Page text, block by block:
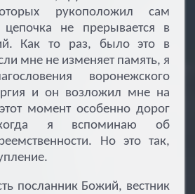
рукоположил сам
не прерывается в
Как то раз, было это в
мне не изменяет память, я
воронежского
и он возложил мне на
момент особенно дорог
я вспоминаю об
Но это так,
посланник Божий, вестник